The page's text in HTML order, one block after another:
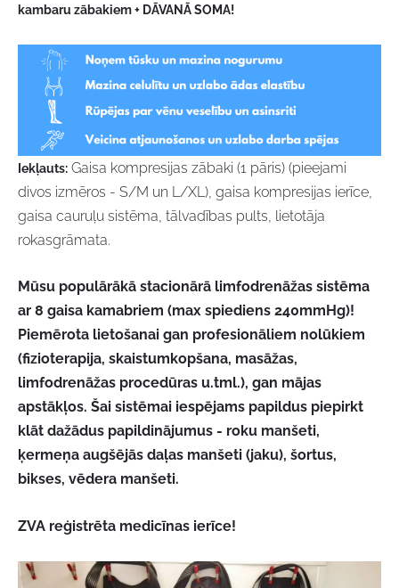
kambaru zābakiem + DĀVANĀ SOMA!
Iekļauts: Gaisa kompresijas zābaki (1 pāris) (pieejami
divos izmēros - S/M un L/XL), gaisa kompresijas ierīce,
gaisa cauruļu sistēma, tālvadības pults, lietotāja
rokasgrāmata.
Mūsu populārākā stacionārā limfodrenāžas sistēma
ar 8 gaisa kamabriem (max spiediens 240mmHg)!
Piemērota lietošanai gan profesionāliem nolūkiem
(fizioterapija, skaistumkopšana, masāžas,
limfodrenāžas procedūras u.tml.), gan mājas
apstākļos. Šai sistēmai iespējams papildus piepirkt
klāt dažādus papildinājumus - roku manšeti,
ķermeņa augšējās daļas manšeti (jaku), šortus,
bikses, vēdera manšeti.
ZVA reģistrēta medicīnas ierīce!